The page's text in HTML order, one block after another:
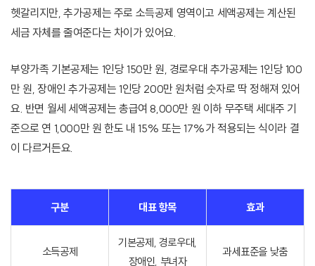
헷갈리지만, 추가공제는 주로 소득공제 영역이고 세액공제는 계산된
세금 자체를 줄여준다는 차이가 있어요.
부양가족 기본공제는 1인당 150만 원, 경로우대 추가공제는 1인당 100
만 원, 장애인 추가공제는 1인당 200만 원처럼 숫자로 딱 정해져 있어
요. 반면 월세 세액공제는 총급여 8,000만 원 이하 무주택 세대주 기
준으로 연 1,000만 원 한도 내 15% 또는 17%가 적용되는 식이라 결
이 다르거든요.
구분 대표 항목 효과
소득공제
기본공제, 경로우대,
장애인, 부녀자
과세표준을 낮춤